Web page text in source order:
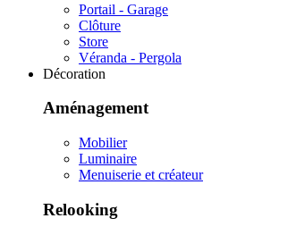
Portail - Garage
Clôture
Store
Véranda - Pergola
Décoration
Aménagement
Mobilier
Luminaire
Menuiserie et créateur
Relooking